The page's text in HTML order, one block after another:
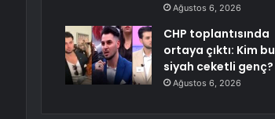
Ağustos 6, 2026
CHP toplantısında
ortaya çıktı: Kim bu
siyah ceketli genç?
Ağustos 6, 2026